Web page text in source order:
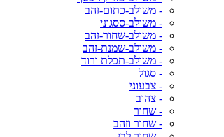
- משולב-כתום-זהב
- משולב-ססגוני
- משולב-שחור-זהב
- משולב-שמנת-זהב
- משולב-תכלת ורוד
- סגול
- צבעוני
- צהוב
- שחור
- שחור וזהב